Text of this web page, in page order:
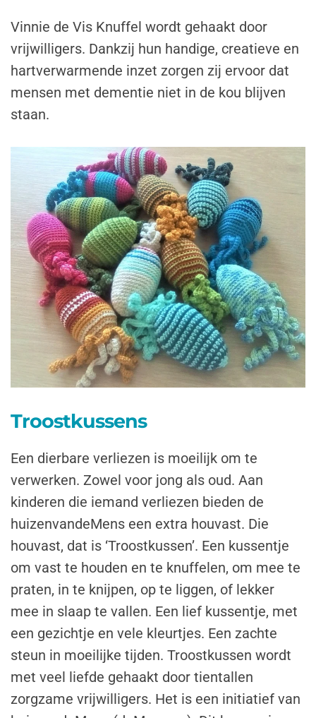
Vinnie de Vis Knuffel wordt gehaakt door
vrijwilligers. Dankzij hun handige, creatieve en
hartverwarmende inzet zorgen zij ervoor dat
mensen met dementie niet in de kou blijven
staan.
Troostkussens
Een dierbare verliezen is moeilijk om te
verwerken. Zowel voor jong als oud. Aan
kinderen die iemand verliezen bieden de
huizenvandeMens een extra houvast. Die
houvast, dat is ‘Troostkussen’. Een kussentje
om vast te houden en te knuffelen, om mee te
praten, in te knijpen, op te liggen, of lekker
mee in slaap te vallen. Een lief kussentje, met
een gezichtje en vele kleurtjes. Een zachte
steun in moeilijke tijden. Troostkussen wordt
met veel liefde gehaakt door tientallen
zorgzame vrijwilligers. Het is een initiatief van